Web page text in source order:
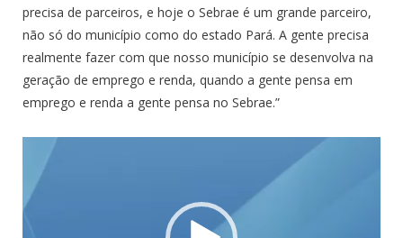
precisa de parceiros, e hoje o Sebrae é um grande parceiro,
não só do município como do estado Pará. A gente precisa
realmente fazer com que nosso município se desenvolva na
geração de emprego e renda, quando a gente pensa em
emprego e renda a gente pensa no Sebrae.”
Tocador
vídeo